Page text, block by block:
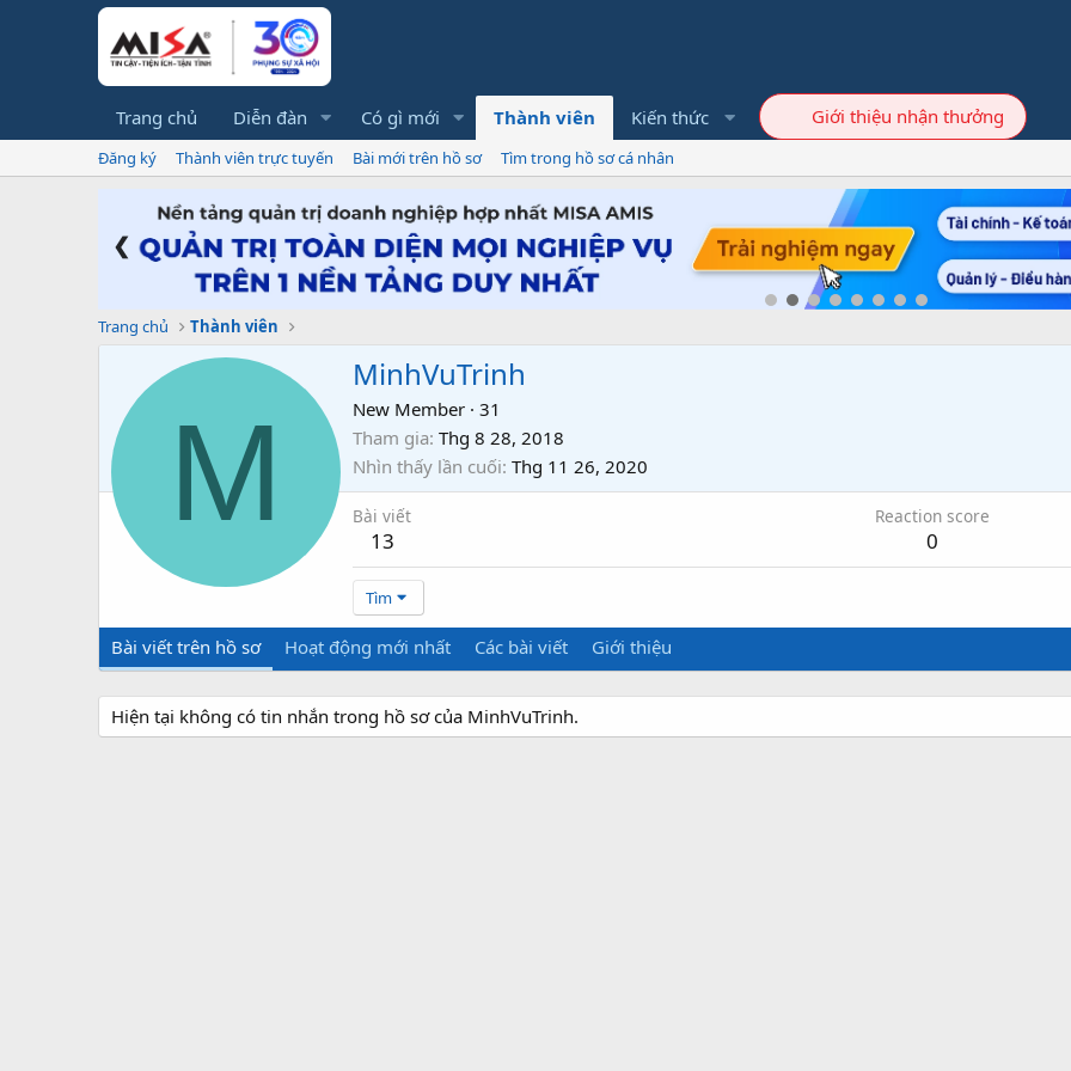
Trang chủ Diễn đàn Có gì mới Thành viên Kiến thức Giới thiệu nhận thưởng
Đăng ký Thành viên trực tuyến Bài mới trên hồ sơ Tìm trong hồ sơ cá nhân
❮
Trang chủ Thành viên
M
MinhVuTrinh
New Member · 31
Tham gia Thg 8 28, 2018
Nhìn thấy lần cuối Thg 11 26, 2020
Bài viết
13
Reaction score
0
Tìm
Bài viết trên hồ sơ Hoạt động mới nhất Các bài viết Giới thiệu
Hiện tại không có tin nhắn trong hồ sơ của MinhVuTrinh.